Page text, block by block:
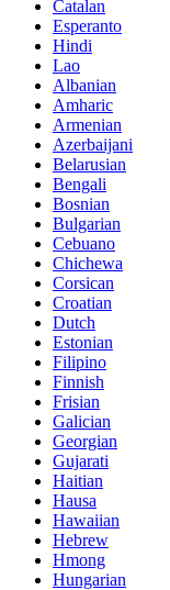
Catalan
Esperanto
Hindi
Lao
Albanian
Amharic
Armenian
Azerbaijani
Belarusian
Bengali
Bosnian
Bulgarian
Cebuano
Chichewa
Corsican
Croatian
Dutch
Estonian
Filipino
Finnish
Frisian
Galician
Georgian
Gujarati
Haitian
Hausa
Hawaiian
Hebrew
Hmong
Hungarian